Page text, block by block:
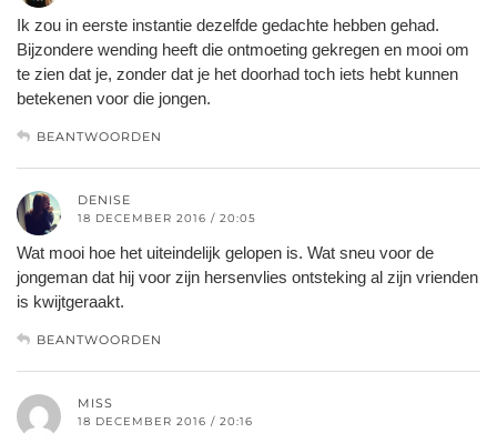
Ik zou in eerste instantie dezelfde gedachte hebben gehad.
Bijzondere wending heeft die ontmoeting gekregen en mooi om
te zien dat je, zonder dat je het doorhad toch iets hebt kunnen
betekenen voor die jongen.
BEANTWOORDEN
DENISE
18 DECEMBER 2016 / 20:05
Wat mooi hoe het uiteindelijk gelopen is. Wat sneu voor de
jongeman dat hij voor zijn hersenvlies ontsteking al zijn vrienden
is kwijtgeraakt.
BEANTWOORDEN
MISS
18 DECEMBER 2016 / 20:16